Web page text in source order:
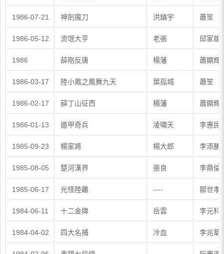
1986-07-21 神劍魔刀 洪鎮宇 蕭笙
1986-05-12 流氓大亨 老張 邱家雄
1986 薛剛反唐 楊藩 蕭顯輝
1986-03-17 陸小鳳之鳳舞九天 葉孤城 蕭笙
1986-02-17 薛丁山征西 楊藩 蕭顯輝
1986-01-13 遁甲奇兵 凌嘯天 李惠民
1985-09-23 楊家將 楊大郎 李添勝
1985-08-05 楚河漢界 張良 李鼎倫
1985-06-17 光怪陸離 ---- 鄒世孝
1984-06-11 十二金牌 岳雲 李元科
1984-04-02 四大名捕 冷血 李兆華